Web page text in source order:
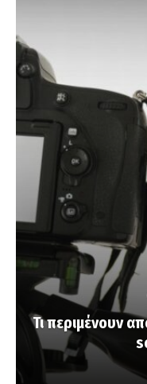
Τι περιμένουν